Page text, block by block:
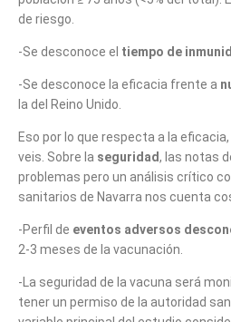
de riesgo.
-Se desconoce el tiempo de
-Se desconoce la eficacia frente a
la del Reino Unido.
Eso por lo que respecta a la
veis. Sobre la seguridad, las notas
problemas pero un análisis crítico
sanitarios de Navarra nos cuenta
-Perfil de eventos adversos
2-3 meses de la vacunación.
-La seguridad de la vacuna será
tener un permiso de la autoridad